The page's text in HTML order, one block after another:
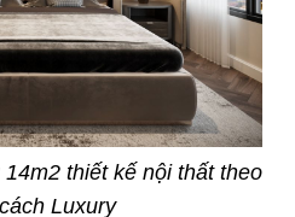
thiết kế nội thất theo
Luxury